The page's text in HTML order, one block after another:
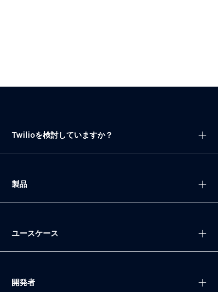
Twilioを検討していますか？
製品
ユースケース
開発者